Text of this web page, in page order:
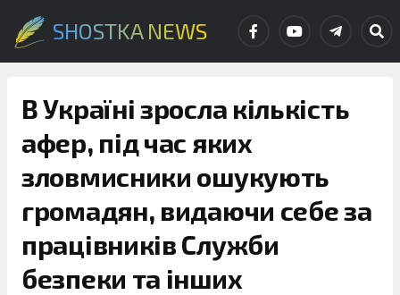
SHOSTKA NEWS
В Україні зросла кількість
афер, під час яких
зловмисники ошукують
громадян, видаючи себе за
працівників Служби
безпеки та інших